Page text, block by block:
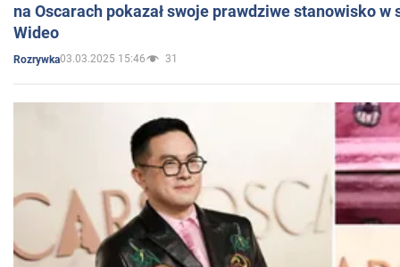
na Oscarach pokazał swoje prawdziwe stanowisko w
Wideo
Rozrywka03.03.2025 15:46 31